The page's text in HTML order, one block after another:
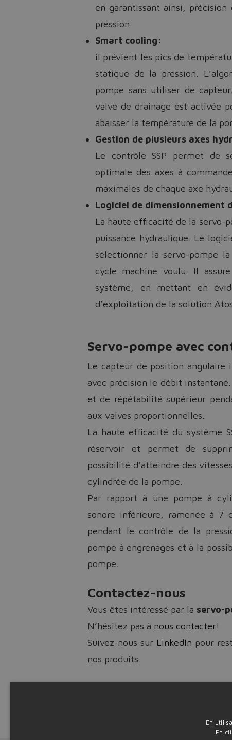
en garantissant ainsi,
pression.
Smart cooling:
il prévient les pics de
statique de la pression.
pompe sans utiliser de
valve de drainage est activée
abaisser la température de la
Gestion de plusieurs axes
Le contrôle SSP permet de
optimale des axes à
maximales de chaque axe
Logiciel de dimensionnement
La haute efficacité de la servo-
puissance hydraulique. Le
sélectionner la servo-pompe
cycle machine voulu. Il
système, en mettant en
d’exploitation de la solution
Servo-pompe avec
Le capteur de position
avec précision le débit
et de répétabilité supérieur
aux valves proportionnelles.
La haute efficacité du système
réservoir et permet de
possibilité d’atteindre des
cylindrée de la pompe.
Par rapport à une pompe à
sonore inférieure, ramenée à
pendant le contrôle de la
pompe à engrenages et à la
pompe.
Contactez-nous
Vous êtes intéressé par la servo-
N’hésitez pas à nous contacter!
Suivez-nous sur LinkedIn pour
nos produits.
Télécharger
En
En